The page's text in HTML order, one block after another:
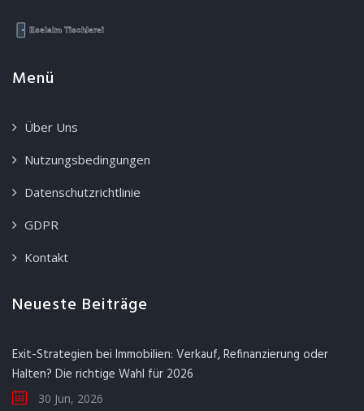
Menü
Über Uns
Nutzungsbedingungen
Datenschutzrichtlinie
GDPR
Kontakt
Neueste Beiträge
Exit-Strategien bei Immobilien: Verkauf, Refinanzierung oder
Halten? Die richtige Wahl für 2026
30 Jun, 2026